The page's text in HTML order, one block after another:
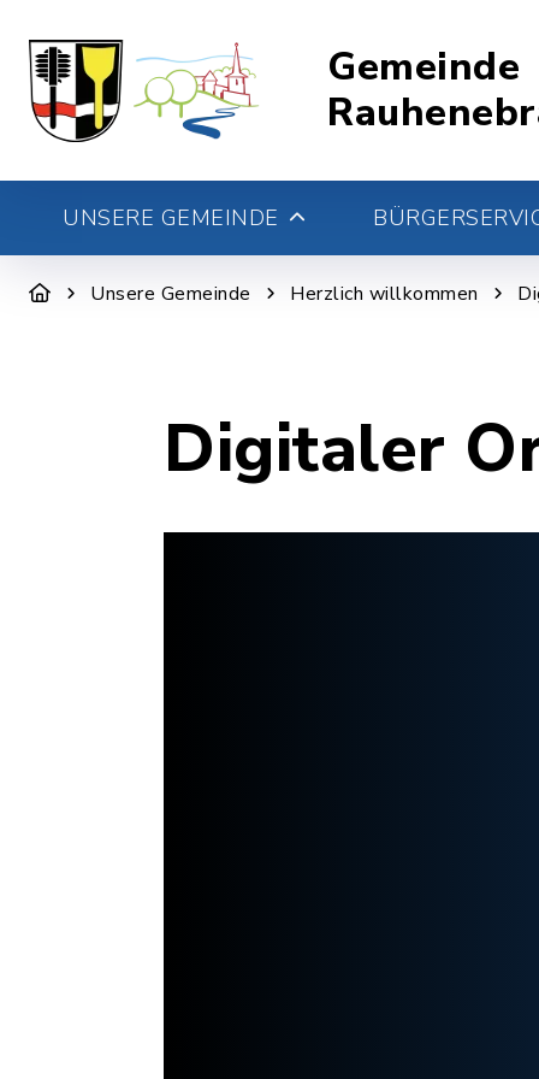
Gemeinde
UNSERE GEMEINDE
Unsere Gemeinde Herzlich willkommen
Digitaler